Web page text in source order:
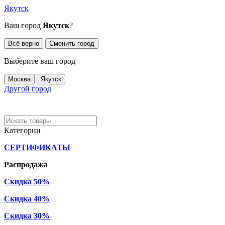
Якутск
Ваш город Якутск?
Всё верно Сменить город
Выберите ваш город
Москва Якутск
Другой город
Категории
СЕРТИФИКАТЫ
Распродажа
Скидка 50%
Скидка 40%
Скидка 30%